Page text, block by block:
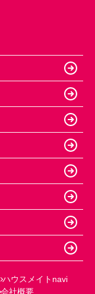
ハウスメイトnavi
会社概要